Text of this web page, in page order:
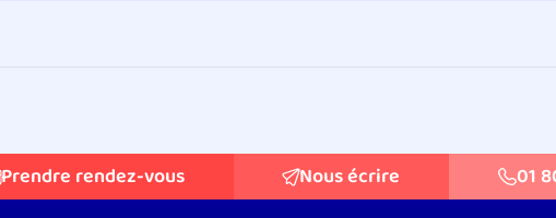
Prendre rendez-vous Nous écrire 01